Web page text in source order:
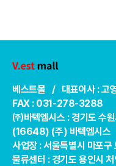
베스트몰 / 대표이사 :
FAX : 031-278-3288
㈜바텍엠시스 : 경기도 수
(16648) (주) 바텍엠시
사업장 : 서울특별시 마포
물류센터 : 경기도 용인시